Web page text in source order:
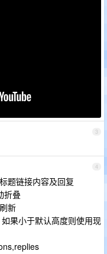
3
4
题链接内容及回复
折叠
新
果小于默认高度则使用现